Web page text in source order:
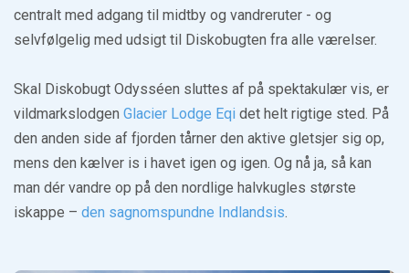
centralt med adgang til midtby og vandreruter - og
selvfølgelig med udsigt til Diskobugten fra alle værelser.
Skal Diskobugt Odysséen sluttes af på spektakulær vis, er
vildmarkslodgen Glacier Lodge Eqi det helt rigtige sted. På
den anden side af fjorden tårner den aktive gletsjer sig op,
mens den kælver is i havet igen og igen. Og nå ja, så kan
man dér vandre op på den nordlige halvkugles største
iskappe – den sagnomspundne Indlandsis.